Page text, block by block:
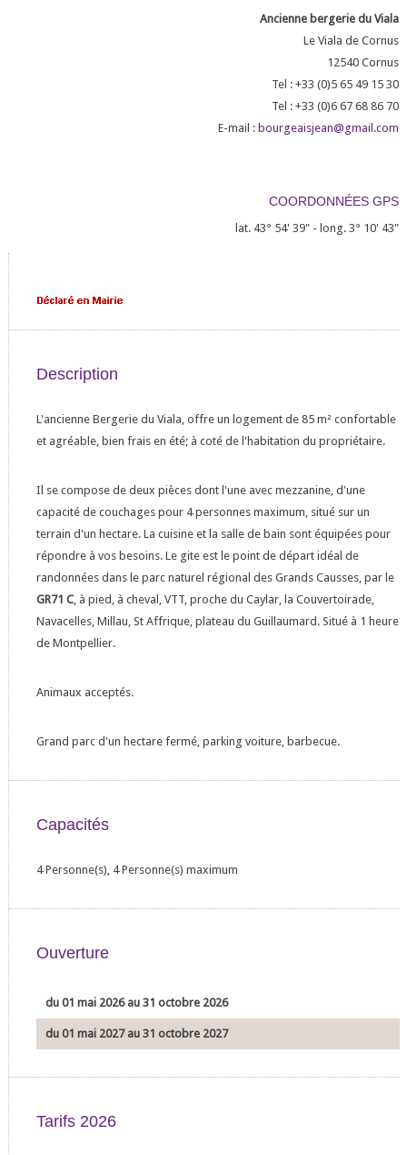
Ancienne bergerie du Viala
Le Viala de Cornus
12540 Cornus
Tel : +33 (0)5 65 49 15 30
Tel : +33 (0)6 67 68 86 70
E-mail : bourgeaisjean@gmail.com
COORDONNÉES GPS
lat. 43° 54' 39" - long. 3° 10' 43"
Description
L'ancienne Bergerie du Viala, offre un logement de 85 m² confortable
et agréable, bien frais en été; à coté de l'habitation du propriétaire.
Il se compose de deux pièces dont l'une avec mezzanine, d'une
capacité de couchages pour 4 personnes maximum, situé sur un
terrain d'un hectare. La cuisine et la salle de bain sont équipées pour
répondre à vos besoins. Le gite est le point de départ idéal de
randonnées dans le parc naturel régional des Grands Causses, par le
GR71 C, à pied, à cheval, VTT, proche du Caylar, la Couvertoirade,
Navacelles, Millau, St Affrique, plateau du Guillaumard. Situé à 1 heure
de Montpellier.
Animaux acceptés.
Grand parc d'un hectare fermé, parking voiture, barbecue.
Capacités
4 Personne(s), 4 Personne(s) maximum
Ouverture
du 01 mai 2026 au 31 octobre 2026
du 01 mai 2027 au 31 octobre 2027
Tarifs 2026